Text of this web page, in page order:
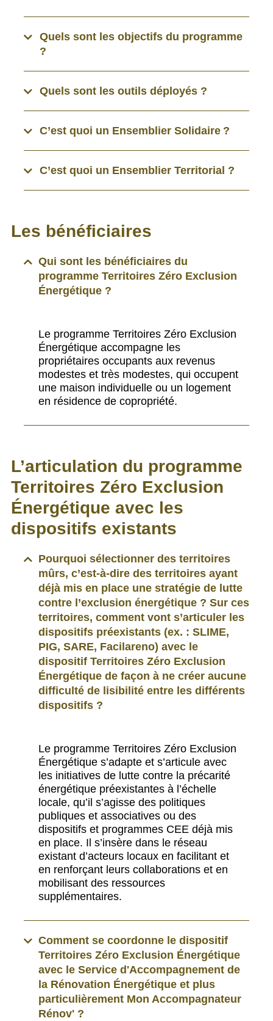
Quels sont les objectifs du programme
?
Quels sont les outils déployés ?
C’est quoi un Ensemblier Solidaire ?
C’est quoi un Ensemblier Territorial ?
Les bénéficiaires
Qui sont les bénéficiaires du
programme Territoires Zéro Exclusion
Énergétique ?
Le programme Territoires Zéro Exclusion
Énergétique accompagne les
propriétaires occupants aux revenus
modestes et très modestes, qui occupent
une maison individuelle ou un logement
en résidence de copropriété.
L’articulation du programme
Territoires Zéro Exclusion
Énergétique avec les
dispositifs existants
Pourquoi sélectionner des territoires
mûrs, c’est-à-dire des territoires ayant
déjà mis en place une stratégie de lutte
contre l’exclusion énergétique ? Sur ces
territoires, comment vont s’articuler les
dispositifs préexistants (ex. : SLIME,
PIG, SARE, Facilareno) avec le
dispositif Territoires Zéro Exclusion
Énergétique de façon à ne créer aucune
difficulté de lisibilité entre les différents
dispositifs ?
Le programme Territoires Zéro Exclusion
Énergétique s’adapte et s’articule avec
les initiatives de lutte contre la précarité
énergétique préexistantes à l’échelle
locale, qu’il s’agisse des politiques
publiques et associatives ou des
dispositifs et programmes CEE déjà mis
en place. Il s’insère dans le réseau
existant d’acteurs locaux en facilitant et
en renforçant leurs collaborations et en
mobilisant des ressources
supplémentaires.
Comment se coordonne le dispositif
Territoires Zéro Exclusion Énergétique
avec le Service d'Accompagnement de
la Rénovation Énergétique et plus
particulièrement Mon Accompagnateur
Rénov' ?